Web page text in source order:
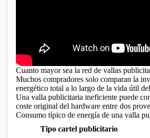
Cuanto mayor sea la red de vallas
Muchos compradores solo comparan la
energético total a lo largo de la vida útil
Una valla publicitaria ineficiente puede
coste original del hardware entre dos
Consumo típico de energía de una valla
Tipo cartel publicitario